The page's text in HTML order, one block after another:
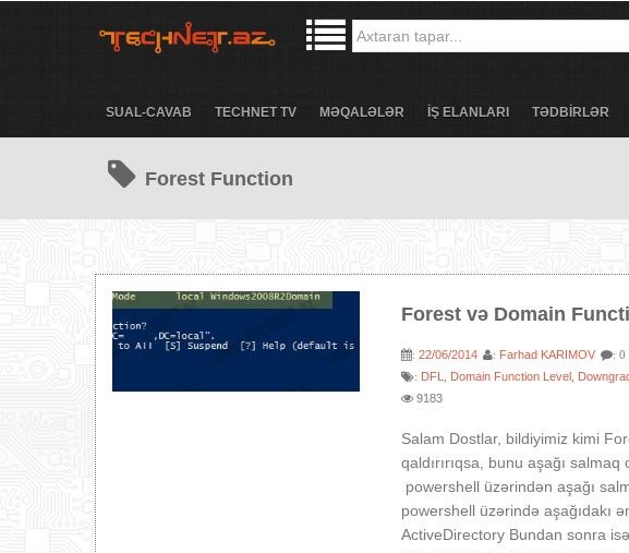
SUAL-CAVAB TECHNET TV MƏQALƏLƏR İŞ ELANLARI TƏDBİRLƏR
Forest Function
Forest və Domain
:22/06/2014 : Farhad KARIMOV : 0
: DFL Domain Function Level
9183
Salam Dostlar, bildiyimiz kimi
qaldırırıqsa, bunu aşağı
powershell üzərindən aşağı
powershell üzərində aşağıdakı
ActiveDirectory Bundan sonra